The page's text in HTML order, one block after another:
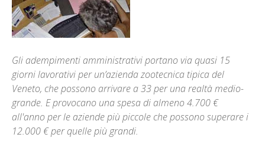
Gli adempimenti amministrativi portano via quasi 15
giorni lavorativi per un’azienda zootecnica tipica del
Veneto, che possono arrivare a 33 per una realtà medio-
grande. E provocano una spesa di almeno 4.700 €
all'anno per le aziende più piccole che possono superare i
12.000 € per quelle più grandi.